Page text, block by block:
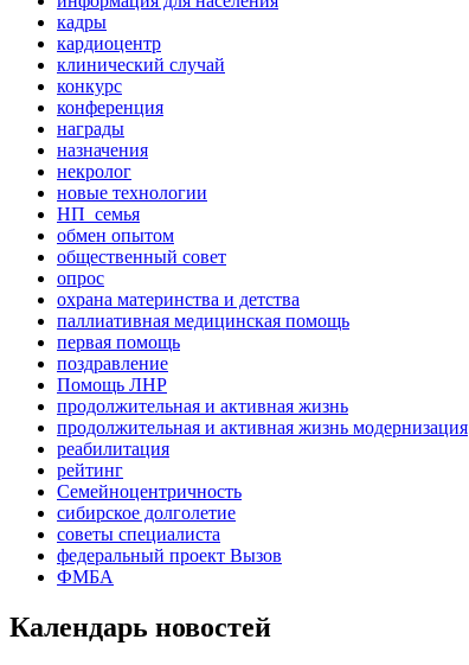
кадры
кардиоцентр
клинический случай
конкурс
конференция
награды
назначения
некролог
новые технологии
НП_семья
обмен опытом
общественный совет
опрос
охрана материнства и детства
паллиативная медицинская помощь
первая помощь
поздравление
Помощь ЛНР
продолжительная и активная жизнь
продолжительная и активная жизнь модернизация
реабилитация
рейтинг
Семейноцентричность
сибирское долголетие
советы специалиста
федеральный проект Вызов
ФМБА
Календарь новостей